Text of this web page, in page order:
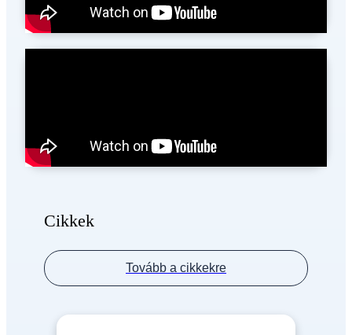
Cikkek
Tovább a cikkekre